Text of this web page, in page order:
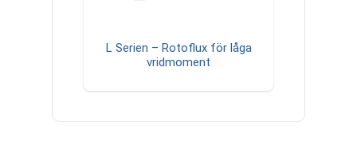
L Serien – Rotoflux för låga
vridmoment